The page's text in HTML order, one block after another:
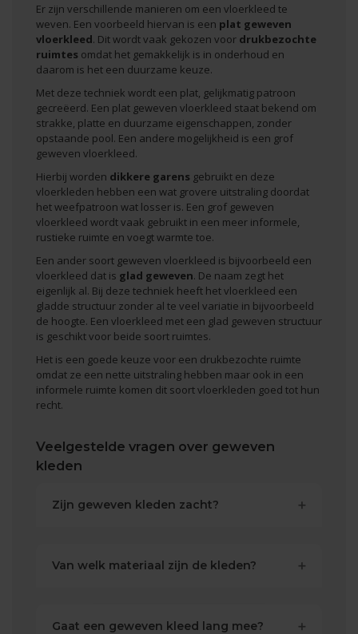
Er zijn verschillende manieren om een vloerkleed te
weven. Een voorbeeld hiervan is een plat geweven
vloerkleed. Dit wordt vaak gekozen voor drukbezochte
ruimtes omdat het gemakkelijk is in onderhoud en
daarom is het een duurzame keuze.
Met deze techniek wordt een plat, gelijkmatig patroon
gecreëerd. Een plat geweven vloerkleed staat bekend om
strakke, platte en duurzame eigenschappen, zonder
opstaande pool. Een andere mogelijkheid is een grof
geweven vloerkleed.
Hierbij worden dikkere garens gebruikt en deze
vloerkleden hebben een wat grovere uitstraling doordat
het weefpatroon wat losser is. Een grof geweven
vloerkleed wordt vaak gebruikt in een meer informele,
rustieke ruimte en voegt warmte toe.
Een ander soort geweven vloerkleed is bijvoorbeeld een
vloerkleed dat is glad geweven. De naam zegt het
eigenlijk al. Bij deze techniek heeft het vloerkleed een
gladde structuur zonder al te veel variatie in bijvoorbeeld
de hoogte. Een vloerkleed met een glad geweven structuur
is geschikt voor beide soort ruimtes.
Het is een goede keuze voor een drukbezochte ruimte
omdat ze een nette uitstraling hebben maar ook in een
informele ruimte komen dit soort vloerkleden goed tot hun
recht.
Veelgestelde vragen over geweven
kleden
Zijn geweven kleden zacht?
Van welk materiaal zijn de kleden?
Gaat een geweven kleed lang mee?